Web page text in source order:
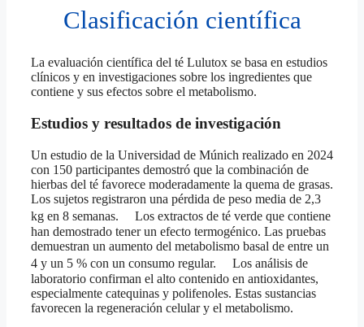
Clasificación científica
La evaluación científica del té Lulutox se basa en estudios
clínicos y en investigaciones sobre los ingredientes que
contiene y sus efectos sobre el metabolismo.
Estudios y resultados de investigación
Un estudio de la Universidad de Múnich realizado en 2024
con 150 participantes demostró que la combinación de
hierbas del té favorece moderadamente la quema de grasas.
Los sujetos registraron una pérdida de peso media de 2,3
kg en 8 semanas. Los extractos de té verde que contiene
han demostrado tener un efecto termogénico. Las pruebas
demuestran un aumento del metabolismo basal de entre un
4 y un 5 % con un consumo regular. Los análisis de
laboratorio confirman el alto contenido en antioxidantes,
especialmente catequinas y polifenoles. Estas sustancias
favorecen la regeneración celular y el metabolismo.